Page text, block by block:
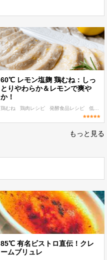
60℃〜 作り置き
60℃ レモン塩麹 鶏むね：しっ
とりやわらか＆レモンで爽や
か！
鶏むね 鶏肉レシピ 発酵食品レシピ 低温調理 麹・発酵食レシピ
もっと見る
85℃ 有名ビストロ直伝！クレ
ームブリュレ